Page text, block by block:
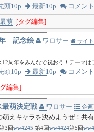
頭10p 最新10p コメント
最萌 [タグ編集]
年 記念絵 ワロサー サイト
12周年をみんなで祝おう！テーマは
頭10p 最新10p コメント
編集]
最萌決定戦 ワロサー
企画
萌えキャラを決めようぜ！共
3回ww4245 第4回ww4424第5回